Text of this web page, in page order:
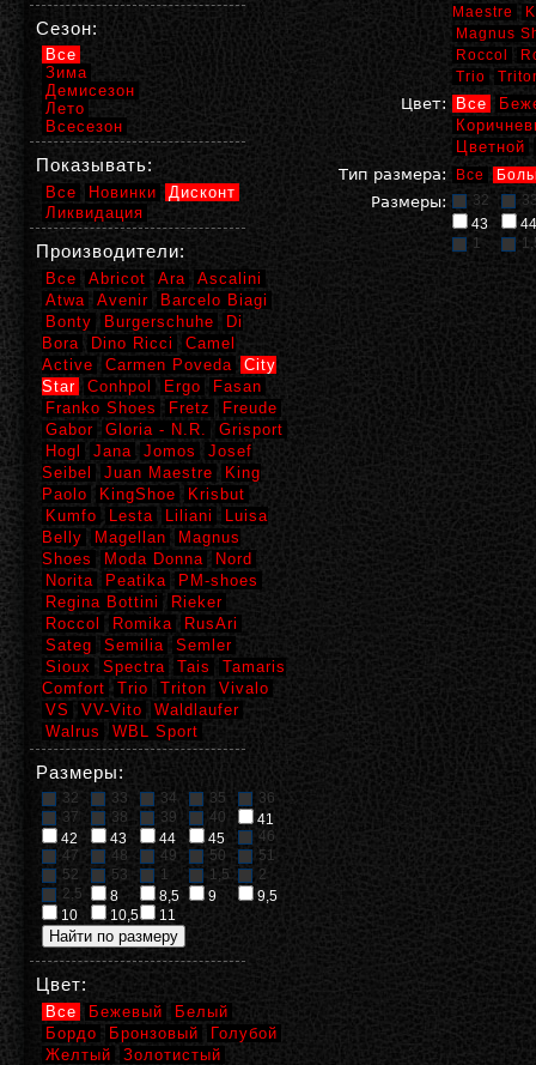
Maestre
Magnus
Roccol
Trio
Цвет: Все
Цветной
Тип размера:
Все
Размеры: 32
43
44
1
Сезон:
Все
Зима
Демисезон
Лето
Всесезон
Показывать:
Все Новинки
Дисконт
Ликвидация
Производители:
Все Abricot Ara
Ascalini
Atwa
Avenir
Barcelo Biagi
Bonty
Burgerschuhe
Di
Bora
Dino Ricci
Camel
Active
Carmen Poveda
City
Star
Conhpol Ergo
Fasan
Franko Shoes
Fretz
Freude
Gabor
Gloria - N.R.
Grisport
Hogl
Jana Jomos
Josef
Seibel
Juan Maestre
King
Paolo
KingShoe
Krisbut
Kumfo
Lesta Liliani
Luisa
Belly
Magellan
Magnus
Shoes
Moda Donna
Nord
Norita
Peatika
PM-shoes
Regina Bottini
Rieker
Roccol
Romika
RusAri
Sateg
Semilia
Semler
Sioux
Spectra Tais
Tamaris
Comfort
Trio Triton
Vivalo
VS
VV-Vito
Waldlaufer
Walrus
WBL Sport
Размеры:
32 33 34 35
36
37
38 39 40
41
42
43 44 45
46
47
48 49 50
51
52
53 1 1,5
2
2,5
8 8,5 9
9,5
10
10,5 11
Цвет:
Все Бежевый
Белый
Бордо
Бронзовый
Голубой
Желтый
Золотистый